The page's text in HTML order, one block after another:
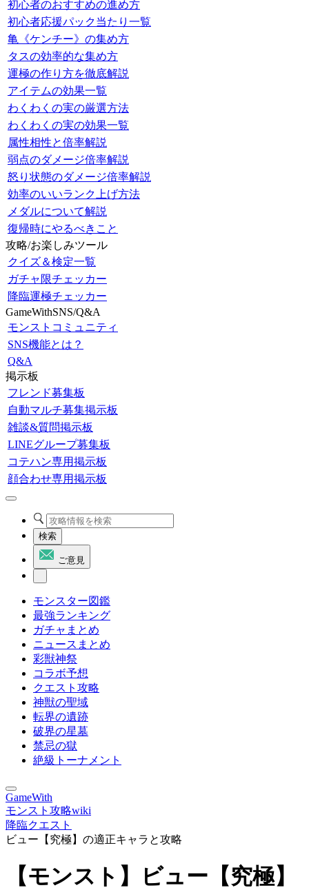
初心者のおすすめの進め方
初心者応援パック当たり一覧
亀《ケンチー》の集め方
タスの効率的な集め方
運極の作り方を徹底解説
アイテムの効果一覧
わくわくの実の厳選方法
わくわくの実の効果一覧
属性相性と倍率解説
弱点のダメージ倍率解説
怒り状態のダメージ倍率解説
効率のいいランク上げ方法
メダルについて解説
復帰時にやるべきこと
攻略/お楽しみツール
クイズ＆検定一覧
ガチャ限チェッカー
降臨運極チェッカー
GameWithSNS/Q&A
モンストコミュニティ
SNS機能とは？
Q&A
掲示板
フレンド募集板
自動マルチ募集掲示板
雑談&質問掲示板
LINEグループ募集板
コテハン専用掲示板
顔合わせ専用掲示板
検索
ご意見
モンスター図鑑
最強ランキング
ガチャまとめ
ニュースまとめ
彩獣神祭
コラボ予想
クエスト攻略
神獣の聖域
転界の遺跡
破界の星墓
禁忌の獄
絶級トーナメント
GameWith
モンスト攻略wiki
降臨クエスト
ビュー【究極】の適正キャラと攻略
【モンスト】ビュー【究極】